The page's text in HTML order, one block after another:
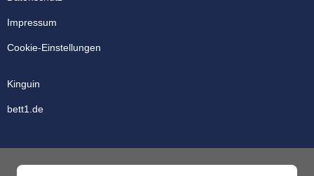
Impressum
Cookie-Einstellungen
Kinguin
bett1.de